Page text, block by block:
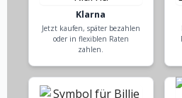
Klarna
Jetzt kaufen, später bezahlen
oder in flexiblen Raten
zahlen.